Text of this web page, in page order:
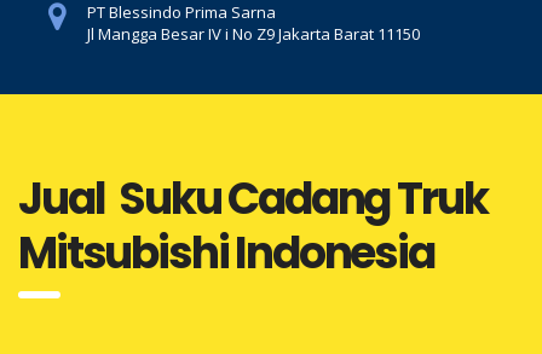
PT Blessindo Prima Sarna
Jl Mangga Besar IV i No Z9 Jakarta Barat 11150
Jual Suku Cadang Truk
Mitsubishi Indonesia